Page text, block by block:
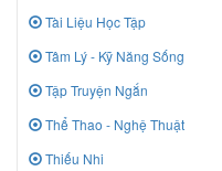
Tài Liệu Học Tập
Tâm Lý - Kỹ Năng Sống
Tập Truyện Ngắn
Thể Thao - Nghệ Thuật
Thiếu Nhi